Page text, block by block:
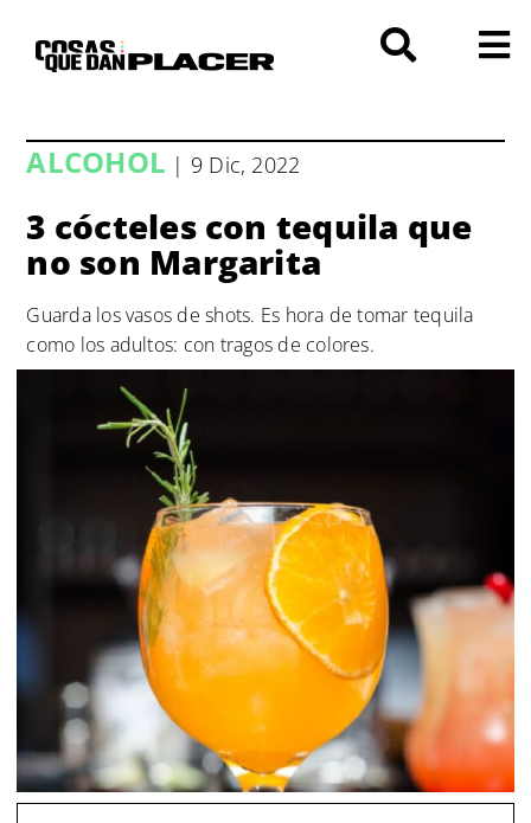
contenido
ALCOHOL | 9 Dic, 2022
3 cócteles con tequila que
no son Margarita
Guarda los vasos de shots. Es hora de tomar tequila
como los adultos: con tragos de colores.